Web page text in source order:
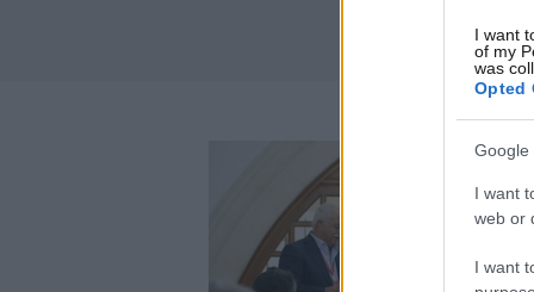
I want
of my
was
Opted
Google
I want
web or
I want